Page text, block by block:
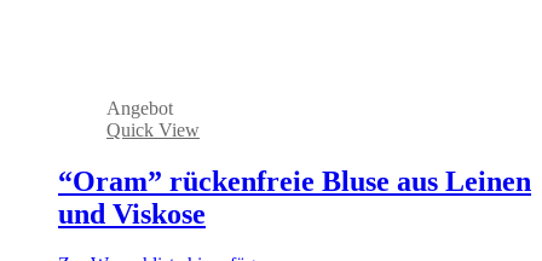
Angebot
Quick View
“Oram” rückenfreie Bluse aus Leinen
und Viskose